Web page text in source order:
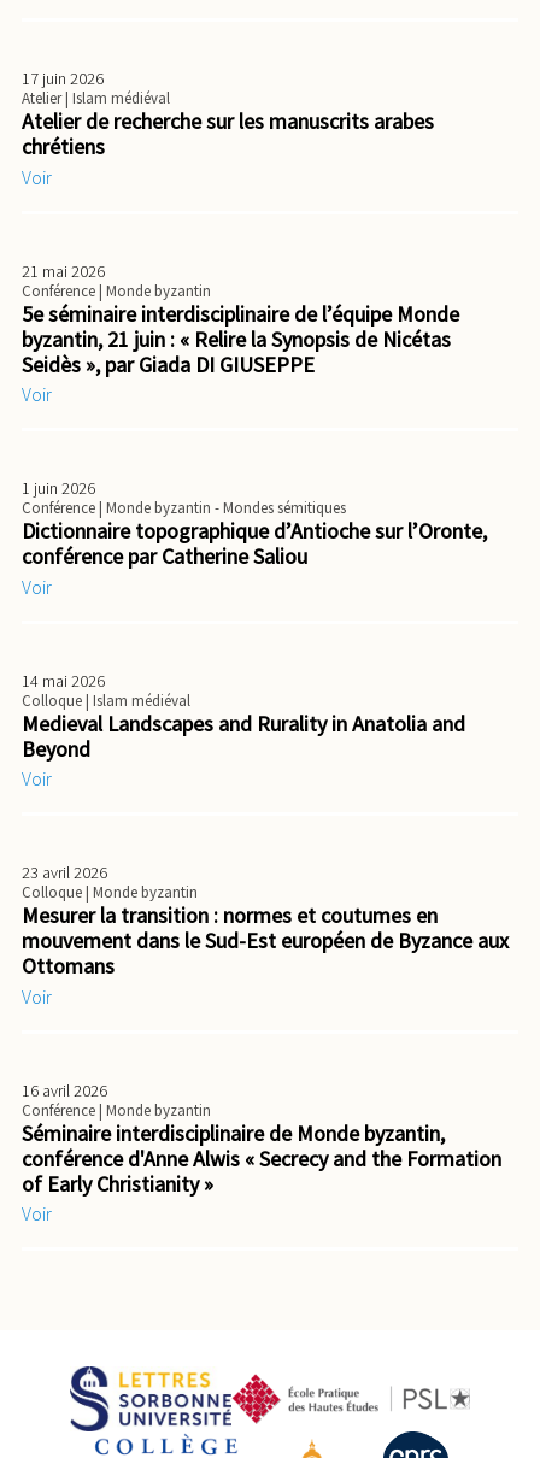
17 juin 2026
Atelier| Islam médiéval
Atelier de recherche sur les manuscrits arabes
chrétiens
Voir
21 mai 2026
Conférence| Monde byzantin
5e séminaire interdisciplinaire de l’équipe Monde
byzantin, 21 juin : « Relire la Synopsis de Nicétas
Seidès », par Giada DI GIUSEPPE
Voir
1 juin 2026
Conférence| Monde byzantin - Mondes sémitiques
Dictionnaire topographique d’Antioche sur l’Oronte,
conférence par Catherine Saliou
Voir
14 mai 2026
Colloque| Islam médiéval
Medieval Landscapes and Rurality in Anatolia and
Beyond
Voir
23 avril 2026
Colloque| Monde byzantin
Mesurer la transition : normes et coutumes en
mouvement dans le Sud-Est européen de Byzance aux
Ottomans
Voir
16 avril 2026
Conférence| Monde byzantin
Séminaire interdisciplinaire de Monde byzantin,
conférence d'Anne Alwis « Secrecy and the Formation
of Early Christianity »
Voir